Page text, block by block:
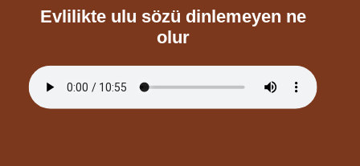
Evlilikte ulu sözü dinlemeyen ne
olur